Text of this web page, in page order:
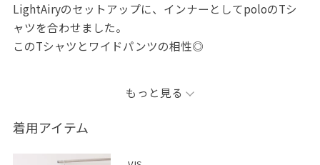
LightAiryのセットアップに、インナーとしてpoloのTシ
ャツを合わせました。
このTシャツとワイドパンツの相性◎
______________________________________
スタイリングが参考になれば嬉しいです♪
もっと見る
着用アイテム